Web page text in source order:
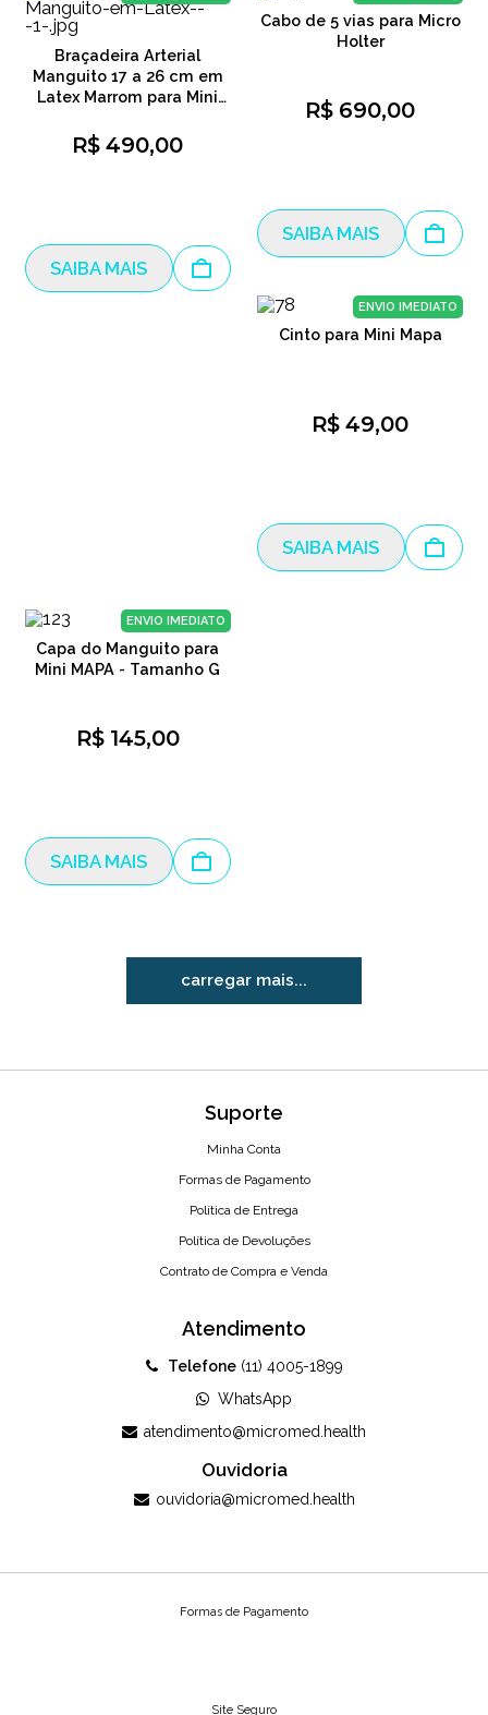
Braçadeira Arterial
Manguito 17 a 26 cm em
Latex Marrom para Mini
R$ 490,00
SAIBA MAIS
Cabo de 5 vias para Micro
Holter
R$ 690,00
SAIBA MAIS
Cinto para Mini Mapa
R$ 49,00
SAIBA MAIS
ENVIO IMEDIATO
Capa do Manguito para
Mini MAPA - Tamanho G
R$ 145,00
SAIBA MAIS
ENVIO IMEDIATO
carregar mais
Suporte
Minha Conta
Formas de Pagamento
Política de Entrega
Política de Devoluções
Contrato de Compra e Venda
Atendimento
Telefone(11) 4005-1899
WhatsApp
atendimento@micromed.health
Ouvidoria
ouvidoria@micromed.health
Formas de Pagamento
Site Seguro